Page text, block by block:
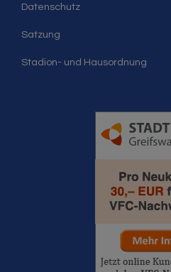
Datenschutz
Satzung
Stadion- und Hausordnung